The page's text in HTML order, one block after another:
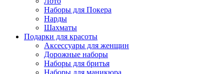
Наборы для Покера
Нарды
Шахматы
Подарки для красоты
Аксессуары для женщин
Дорожные наборы
Наборы для бритья
Наборы для маникюра